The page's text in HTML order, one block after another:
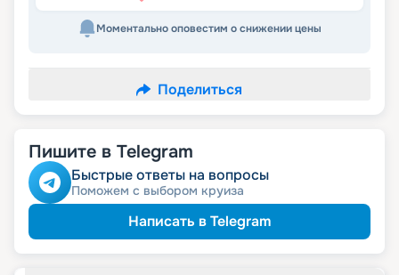
Моментально оповестим о снижении цены
Поделиться
Пишите в Telegram
Быстрые ответы на вопросы
Поможем с выбором круиза
Написать в Telegram